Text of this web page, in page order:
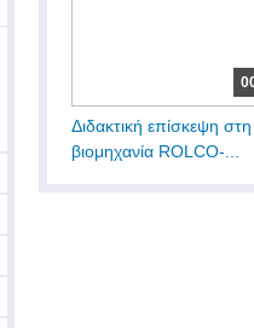
Διδακτική επίσκεψη στη
βιομηχανία ROLCO-...